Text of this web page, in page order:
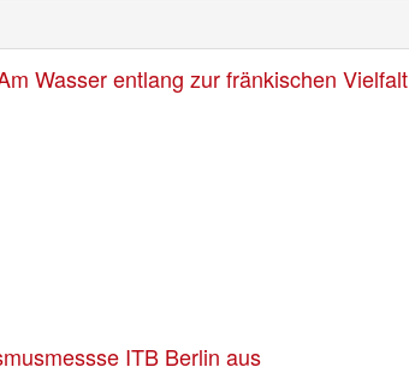
Wasser entlang zur fränkischen Vielfalt
ITB Berlin aus